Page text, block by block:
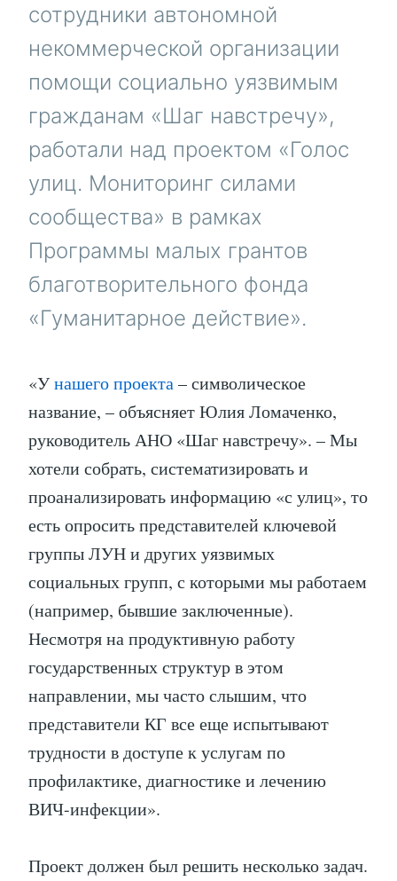
сотрудники автономной
некоммерческой организации
помощи социально уязвимым
гражданам «Шаг навстречу»,
работали над проектом «Голос
улиц. Мониторинг силами
сообщества» в рамках
Программы малых грантов
благотворительного фонда
«Гуманитарное действие».
«Унашего проекта– символическое
название, – объясняет Юлия Ломаченко,
руководитель АНО «Шаг навстречу». – Мы
хотели собрать, систематизировать и
проанализировать информацию «с улиц», то
есть опросить представителей ключевой
группы ЛУН и других уязвимых
социальных групп, с которыми мы работаем
(например, бывшие заключенные).
Несмотря на продуктивную работу
государственных структур в этом
направлении, мы часто слышим, что
представители КГ все еще испытывают
трудности в доступе к услугам по
профилактике, диагностике и лечению
ВИЧ-инфекции».
Проект должен был решить несколько задач.